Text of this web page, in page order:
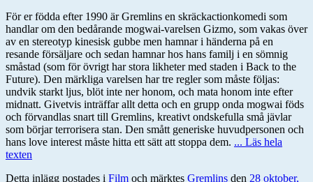
För er födda efter 1990 är Gremlins en skräckactionkomedi som
handlar om den bedårande mogwai-varelsen Gizmo, som vakas över
av en stereotyp kinesisk gubbe men hamnar i händerna på en
resande försäljare och sedan hamnar hos hans familj i en sömnig
småstad (som för övrigt har stora likheter med staden i Back to the
Future). Den märkliga varelsen har tre regler som måste följas:
undvik starkt ljus, blöt inte ner honom, och mata honom inte efter
midnatt. Givetvis inträffar allt detta och en grupp onda mogwai föds
och förvandlas snart till Gremlins, kreativt ondskefulla små jävlar
som börjar terrorisera stan. Den smått generiske huvudpersonen och
hans love interest måste hitta ett sätt att stoppa dem. ... Läs hela
texten
Detta inlägg postades i Film och märktes Gremlins den 28 oktober,